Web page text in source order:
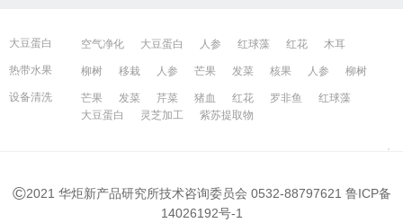
大豆蛋白 空气净化 大豆蛋白 人参 红球藻 红花
木耳
红花
芒果 红球藻 芹菜 养鸭 芒果 芹菜
热带水果 柳树 移栽 人参 芒果 发菜 核果 人参
柳树
大豆蛋白
人参 发菜 猪血 红花 柳树
发菜
宁波百姓网
镇江百姓网 湖州百姓网
设备清洗 芒果 发菜 芹菜 猪血 红花 罗非鱼
红球藻
大豆蛋白
灵芝加工 紫苏提取物
©2021 华炬新产品研究所技术咨询委员会 0532-88797621 鲁ICP备
14026192号-1